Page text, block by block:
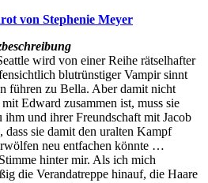
von Stephenie Meyer
wird von einer Reihe rätselhafter
blutrünstiger Vampir sinnt
führen zu Bella. Aber damit nicht
Edward zusammen ist, muss sie
und ihrer Freundschaft mit Jacob
dass sie damit den uralten Kampf
neu entfachen könnte …
hinter mir. Als ich mich
die Verandatreppe hinauf, die Haare